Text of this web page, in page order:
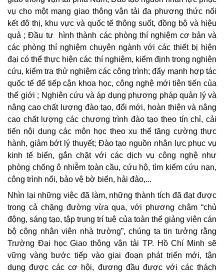
vụ cho một mạng giao thông vận tải đa phương thức nối
kết đô thị, khu vực và quốc tế thông suốt, đồng bộ và hiệu
quả ; Đầu tư hình thành các phòng thí nghiệm cơ bản và
các phòng thí nghiệm chuyên ngành với các thiết bị hiện
đại có thể thực hiện các thí nghiệm, kiểm định trong nghiên
cứu, kiểm tra thử nghiệm các công trình; đẩy mạnh hợp tác
quốc tế để tiếp cận khoa học, công nghệ mới tiên tiến của
thế giới ; Nghiên cứu và áp dụng phương pháp quản lý và
nâng cao chất lượng đào tạo, đổi mới, hoàn thiện và nâng
cao chất lượng các chương trình đào tạo theo tín chỉ, cải
tiến nội dung các môn học theo xu thế tăng cường thực
hành, giảm bớt lý thuyết; Đào tạo nguồn nhân lực phục vụ
kinh tế biển, gắn chặt với các dịch vụ công nghệ như
phòng chống ô nhiễm toàn cầu, cứu hộ, tìm kiếm cứu nạn,
công trình nổi, bảo vệ bờ biển, hải đảo,...
Nhìn lại những việc đã làm, những thành tích đã đạt được
trong cả chặng đường vừa qua, với phương châm “chủ
động, sáng tạo, tập trung trí tuệ của toàn thể giảng viên cán
bộ công nhân viên nhà trường”, chúng ta tin tưởng rằng
Trường Đại học Giao thông vận tải TP. Hồ Chí Minh sẽ
vững vàng bước tiếp vào giai đoạn phát triển mới, tận
dụng được các cơ hội, đương đầu được với các thách